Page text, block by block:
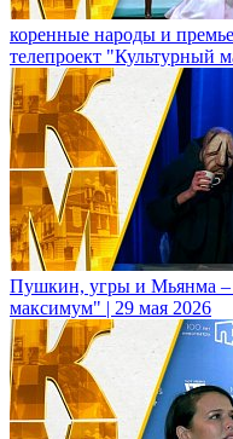
коренные народы и
телепроект "Культурный
Пушкин, угры и Мьянма –
максимум" | 29 мая 2026